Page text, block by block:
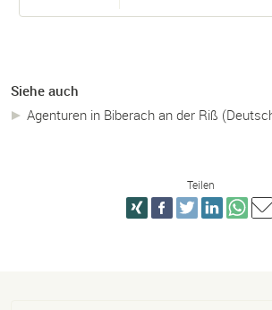
Siehe auch
Agenturen in Biberach an der Riß
Teilen